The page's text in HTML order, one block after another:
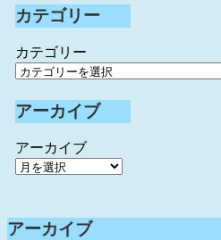
カテゴリー
カテゴリー
アーカイブ
アーカイブ
アーカイブ